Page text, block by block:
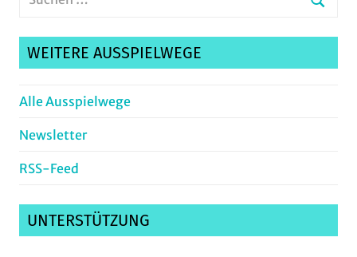
WEITERE AUSSPIELWEGE
Alle Ausspielwege
Newsletter
RSS-Feed
UNTERSTÜTZUNG